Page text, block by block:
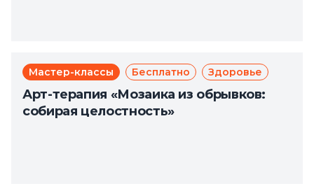
Мастер-классы Бесплатно Здоровье
Арт-терапия «Мозаика из обрывков:
собирая целостность»